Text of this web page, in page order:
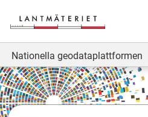
Nationella geodataplattformen